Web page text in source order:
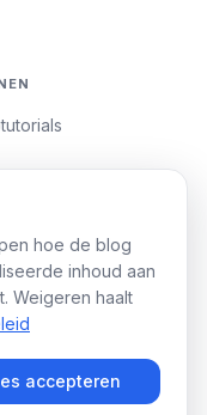
hoe de blog
inhoud aan
Weigeren haalt
accepteren